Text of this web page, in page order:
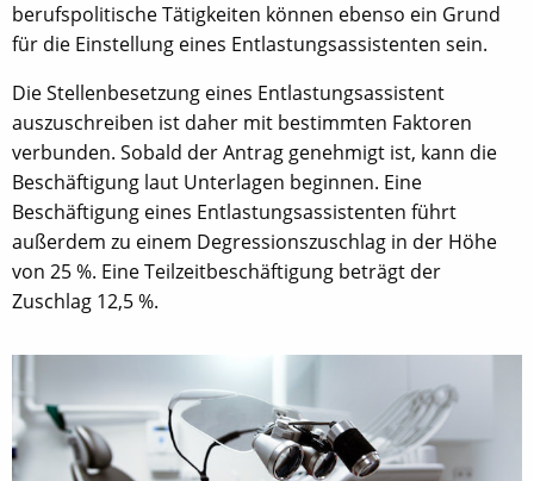
berufspolitische Tätigkeiten können ebenso ein Grund
für die Einstellung eines Entlastungsassistenten sein.
Die Stellenbesetzung eines Entlastungsassistent
auszuschreiben ist daher mit bestimmten Faktoren
verbunden. Sobald der Antrag genehmigt ist, kann die
Beschäftigung laut Unterlagen beginnen. Eine
Beschäftigung eines Entlastungsassistenten führt
außerdem zu einem Degressionszuschlag in der Höhe
von 25 %. Eine Teilzeitbeschäftigung beträgt der
Zuschlag 12,5 %.